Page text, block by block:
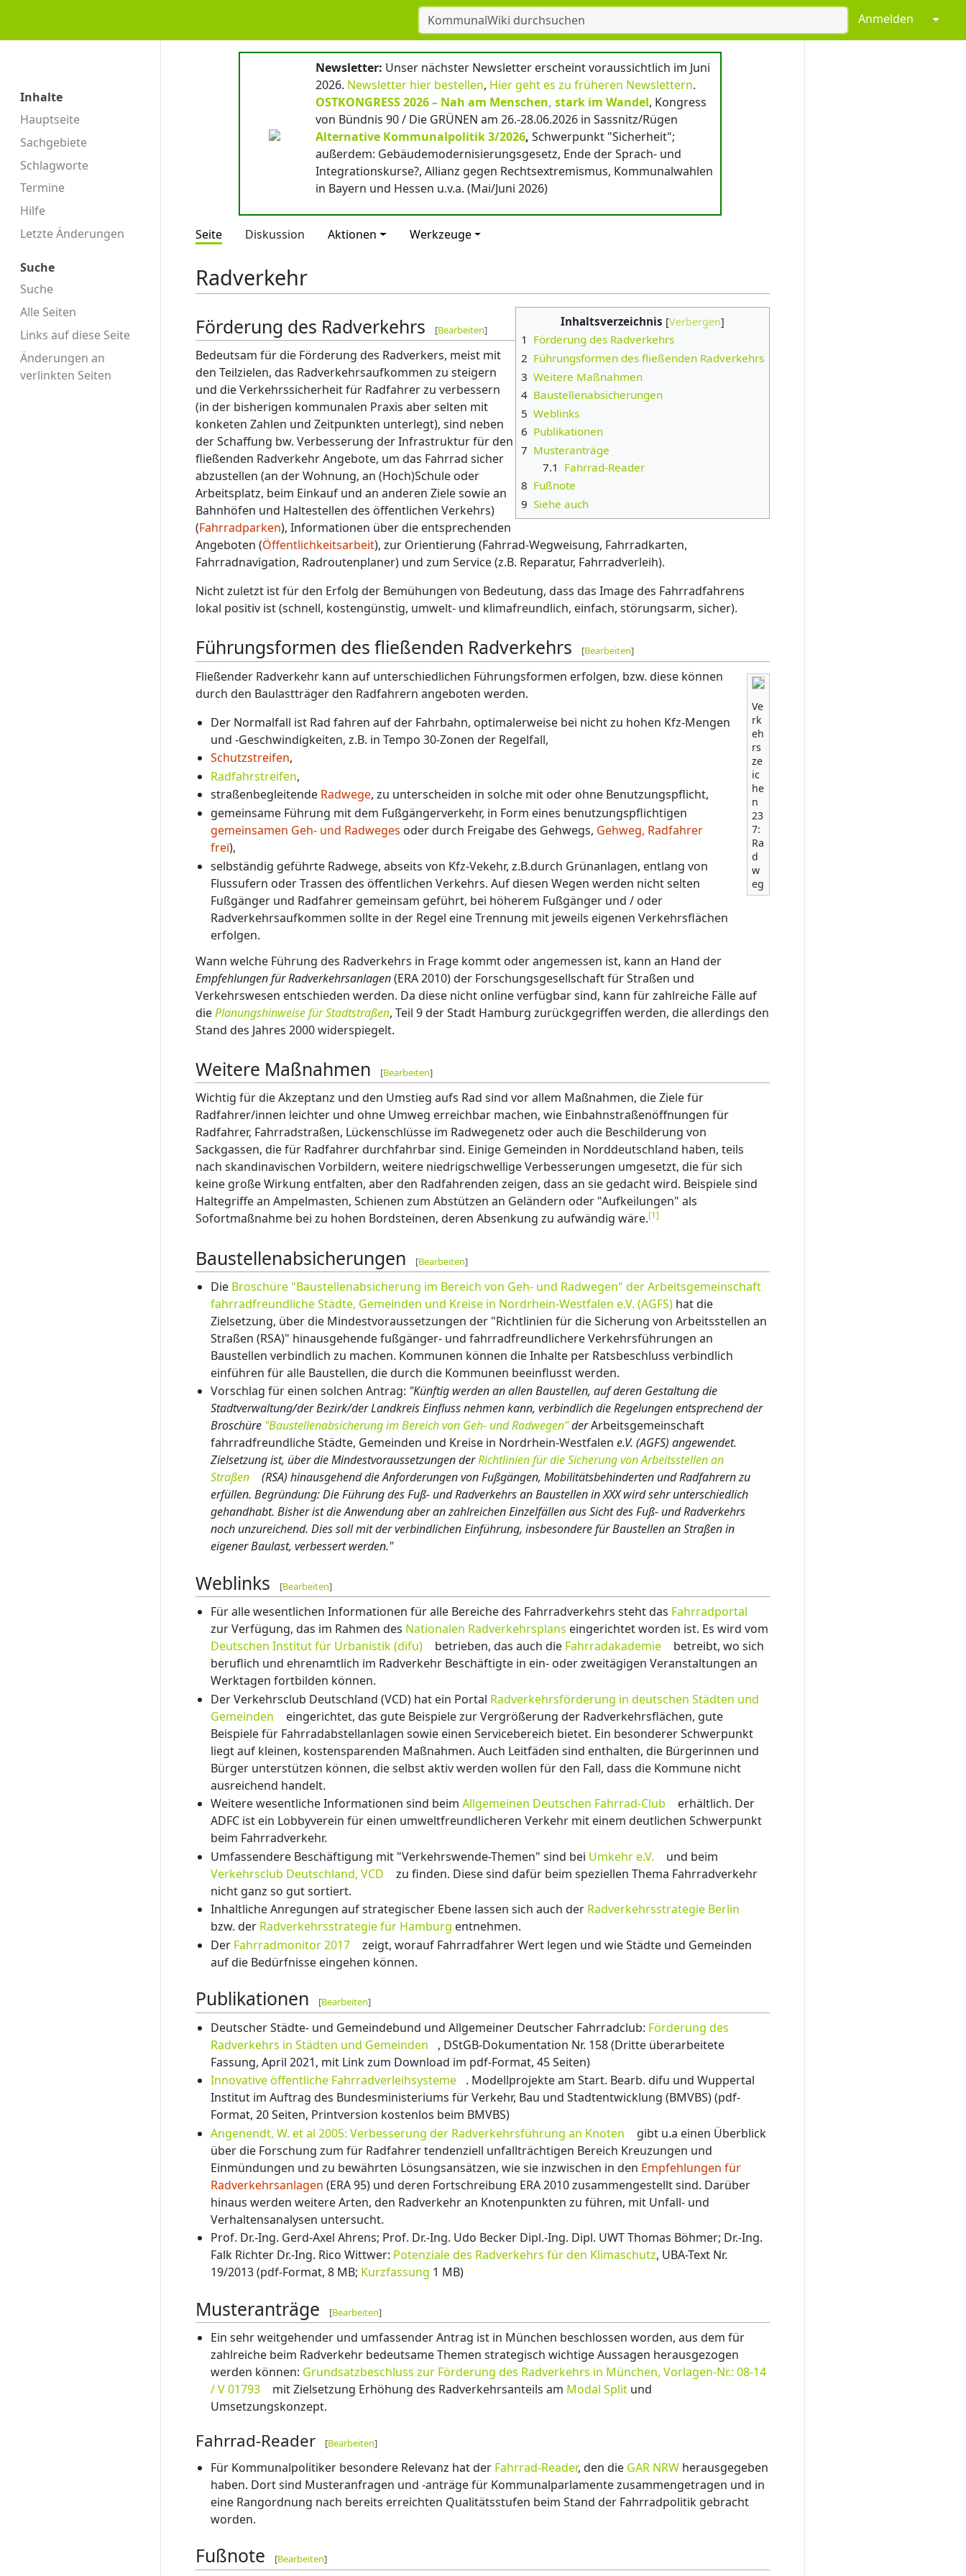
Anmelden ↓
Inhalte
Hauptseite
Sachgebiete
Schlagworte
Termine
Hilfe
Letzte Änderungen
Suche
Suche
Alle Seiten
Links auf diese Seite
Änderungen an
verlinkten Seiten
Newsletter: Unser nächster Newsletter erscheint voraussichtlich im Juni
2026. Newsletter hier bestellen, Hier geht es zu früheren Newslettern.
OSTKONGRESS 2026 – Nah am Menschen, stark im Wandel, Kongress
von Bündnis 90 / Die GRÜNEN am 26.-28.06.2026 in Sassnitz/Rügen
Alternative Kommunalpolitik 3/2026, Schwerpunkt "Sicherheit";
außerdem: Gebäudemodernisierungsgesetz, Ende der Sprach- und
Integrationskurse?, Allianz gegen Rechtsextremismus, Kommunalwahlen
in Bayern und Hessen u.v.a. (Mai/Juni 2026)
Seite Diskussion Aktionen Werkzeuge
Radverkehr
Inhaltsverzeichnis
1 Förderung des Radverkehrs
2 Führungsformen des fließenden Radverkehrs
3 Weitere Maßnahmen
4 Baustellenabsicherungen
5 Weblinks
6 Publikationen
7 Musteranträge
7.1 Fahrrad-Reader
8 Fußnote
9 Siehe auch
Förderung des Radverkehrs [Bearbeiten]
Bedeutsam für die Förderung des Radverkers, meist mit
den Teilzielen, das Radverkehrsaufkommen zu steigern
und die Verkehrssicherheit für Radfahrer zu verbessern
(in der bisherigen kommunalen Praxis aber selten mit
konketen Zahlen und Zeitpunkten unterlegt), sind neben
der Schaffung bw. Verbesserung der Infrastruktur für den
fließenden Radverkehr Angebote, um das Fahrrad sicher
abzustellen (an der Wohnung, an (Hoch)Schule oder
Arbeitsplatz, beim Einkauf und an anderen Ziele sowie an
Bahnhöfen und Haltestellen des öffentlichen Verkehrs)
(Fahrradparken), Informationen über die entsprechenden
Angeboten (Öffentlichkeitsarbeit), zur Orientierung (Fahrrad-Wegweisung, Fahrradkarten,
Fahrradnavigation, Radroutenplaner) und zum Service (z.B. Reparatur, Fahrradverleih).
Nicht zuletzt ist für den Erfolg der Bemühungen von Bedeutung, dass das Image des Fahrradfahrens
lokal positiv ist (schnell, kostengünstig, umwelt- und klimafreundlich, einfach, störungsarm, sicher).
Führungsformen des fließenden Radverkehrs [Bearbeiten]
Ve
rk
eh
rs
ze
ic
he
n
23
7:
Ra
d
w
eg
Fließender Radverkehr kann auf unterschiedlichen Führungsformen erfolgen, bzw. diese können
durch den Baulastträger den Radfahrern angeboten werden.
Der Normalfall ist Rad fahren auf der Fahrbahn, optimalerweise bei nicht zu hohen Kfz-Mengen
und -Geschwindigkeiten, z.B. in Tempo 30-Zonen der Regelfall,
Schutzstreifen,
Radfahrstreifen,
straßenbegleitende Radwege, zu unterscheiden in solche mit oder ohne Benutzungspflicht,
gemeinsame Führung mit dem Fußgängerverkehr, in Form eines benutzungspflichtigen
gemeinsamen Geh- und Radweges oder durch Freigabe des Gehwegs, Gehweg, Radfahrer
frei),
selbständig geführte Radwege, abseits von Kfz-Vekehr, z.B.durch Grünanlagen, entlang von
Flussufern oder Trassen des öffentlichen Verkehrs. Auf diesen Wegen werden nicht selten
Fußgänger und Radfahrer gemeinsam geführt, bei höherem Fußgänger und / oder
Radverkehrsaufkommen sollte in der Regel eine Trennung mit jeweils eigenen Verkehrsflächen
erfolgen.
Wann welche Führung des Radverkehrs in Frage kommt oder angemessen ist, kann an Hand der
Empfehlungen für Radverkehrsanlagen(ERA 2010) der Forschungsgesellschaft für Straßen und
Verkehrswesen entschieden werden. Da diese nicht online verfügbar sind, kann für zahlreiche Fälle auf
diePlanungshinweise für Stadtstraßen, Teil 9 der Stadt Hamburg zurückgegriffen werden, die allerdings den
Stand des Jahres 2000 widerspiegelt.
Weitere Maßnahmen [Bearbeiten]
Wichtig für die Akzeptanz und den Umstieg aufs Rad sind vor allem Maßnahmen, die Ziele für
Radfahrer/innen leichter und ohne Umweg erreichbar machen, wie Einbahnstraßenöffnungen für
Radfahrer, Fahrradstraßen, Lückenschlüsse im Radwegenetz oder auch die Beschilderung von
Sackgassen, die für Radfahrer durchfahrbar sind. Einige Gemeinden in Norddeutschland haben, teils
nach skandinavischen Vorbildern, weitere niedrigschwellige Verbesserungen umgesetzt, die für sich
keine große Wirkung entfalten, aber den Radfahrenden zeigen, dass an sie gedacht wird. Beispiele sind
Haltegriffe an Ampelmasten, Schienen zum Abstützen an Geländern oder "Aufkeilungen" als
Sofortmaßnahme bei zu hohen Bordsteinen, deren Absenkung zu aufwändig wäre.[1]
Baustellenabsicherungen [Bearbeiten]
Die Broschüre "Baustellenabsicherung im Bereich von Geh- und Radwegen" der Arbeitsgemeinschaft
fahrradfreundliche Städte, Gemeinden und Kreise in Nordrhein-Westfalen e.V. (AGFS)hat die
Zielsetzung, über die Mindestvoraussetzungen der "Richtlinien für die Sicherung von Arbeitsstellen an
Straßen (RSA)" hinausgehende fußgänger- und fahrradfreundlichere Verkehrsführungen an
Baustellen verbindlich zu machen. Kommunen können die Inhalte per Ratsbeschluss verbindlich
einführen für alle Baustellen, die durch die Kommunen beeinflusst werden.
Vorschlag für einen solchen Antrag: "Künftig werden an allen Baustellen, auf deren Gestaltung die
Stadtverwaltung/der Bezirk/der Landkreis Einfluss nehmen kann, verbindlich die Regelungen entsprechend der
Broschüre "Baustellenabsicherung im Bereich von Geh- und Radwegen"derArbeitsgemeinschaft
fahrradfreundliche Städte, Gemeinden und Kreise in Nordrhein-Westfalen e.V. (AGFS) angewendet.
Zielsetzung ist, über die Mindestvoraussetzungen derRichtlinien für die Sicherung von Arbeitsstellen an
Straßen
(RSA) hinausgehend die Anforderungen von Fußgängen, Mobilitätsbehinderten und Radfahrern zu
erfüllen. Begründung: Die Führung des Fuß- und Radverkehrs an Baustellen in XXX wird sehr unterschiedlich
gehandhabt. Bisher ist die Anwendung aber an zahlreichen Einzelfällen aus Sicht des Fuß- und Radverkehrs
noch unzureichend. Dies soll mit der verbindlichen Einführung, insbesondere für Baustellen an Straßen in
eigener Baulast, verbessert werden."
Weblinks [Bearbeiten]
Für alle wesentlichen Informationen für alle Bereiche des Fahrradverkehrs steht das Fahrradportal
zur Verfügung, das im Rahmen des Nationalen Radverkehrsplans eingerichtet worden ist. Es wird vom
Deutschen Institut für Urbanistik (difu)
betrieben, das auch die Fahrradakademie
betreibt, wo sich
beruflich und ehrenamtlich im Radverkehr Beschäftigte in ein- oder zweitägigen Veranstaltungen an
Werktagen fortbilden können.
Der Verkehrsclub Deutschland (VCD) hat ein Portal Radverkehrsförderung in deutschen Städten und
Gemeinden
eingerichtet, das gute Beispiele zur Vergrößerung der Radverkehrsflächen, gute
Beispiele für Fahrradabstellanlagen sowie einen Servicebereich bietet. Ein besonderer Schwerpunkt
liegt auf kleinen, kostensparenden Maßnahmen. Auch Leitfäden sind enthalten, die Bürgerinnen und
Bürger unterstützen können, die selbst aktiv werden wollen für den Fall, dass die Kommune nicht
ausreichend handelt.
Weitere wesentliche Informationen sind beim Allgemeinen Deutschen Fahrrad-Club
erhältlich. Der
ADFC ist ein Lobbyverein für einen umweltfreundlicheren Verkehr mit einem deutlichen Schwerpunkt
beim Fahrradverkehr.
Umfassendere Beschäftigung mit "Verkehrswende-Themen" sind bei Umkehr e.V.
und beim
Verkehrsclub Deutschland, VCD
zu finden. Diese sind dafür beim speziellen Thema Fahrradverkehr
nicht ganz so gut sortiert.
Inhaltliche Anregungen auf strategischer Ebene lassen sich auch der Radverkehrsstrategie Berlin
bzw. der Radverkehrsstrategie für Hamburg entnehmen.
Der Fahrradmonitor 2017
zeigt, worauf Fahrradfahrer Wert legen und wie Städte und Gemeinden
auf die Bedürfnisse eingehen können.
Publikationen [Bearbeiten]
Deutscher Städte- und Gemeindebund und Allgemeiner Deutscher Fahrradclub: Förderung des
Radverkehrs in Städten und Gemeinden
, DStGB-Dokumentation Nr. 158 (Dritte überarbeitete
Fassung, April 2021, mit Link zum Download im pdf-Format, 45 Seiten)
Innovative öffentliche Fahrradverleihsysteme
. Modellprojekte am Start. Bearb. difu und Wuppertal
Institut im Auftrag des Bundesministeriums für Verkehr, Bau und Stadtentwicklung (BMVBS) (pdf-
Format, 20 Seiten, Printversion kostenlos beim BMVBS)
Angenendt, W. et al 2005: Verbesserung der Radverkehrsführung an Knoten
gibt u.a einen Überblick
über die Forschung zum für Radfahrer tendenziell unfallträchtigen Bereich Kreuzungen und
Einmündungen und zu bewährten Lösungsansätzen, wie sie inzwischen in den Empfehlungen für
Radverkehrsanlagen (ERA 95) und deren Fortschreibung ERA 2010 zusammengestellt sind. Darüber
hinaus werden weitere Arten, den Radverkehr an Knotenpunkten zu führen, mit Unfall- und
Verhaltensanalysen untersucht.
Prof. Dr.-Ing. Gerd-Axel Ahrens; Prof. Dr.-Ing. Udo Becker Dipl.-Ing. Dipl. UWT Thomas Böhmer; Dr.-Ing.
Falk Richter Dr.-Ing. Rico Wittwer: Potenziale des Radverkehrs für den Klimaschutz, UBA-Text Nr.
19/2013 (pdf-Format, 8 MB; Kurzfassung 1 MB)
Musteranträge [Bearbeiten]
Ein sehr weitgehender und umfassender Antrag ist in München beschlossen worden, aus dem für
zahlreiche beim Radverkehr bedeutsame Themen strategisch wichtige Aussagen herausgezogen
werden können: Grundsatzbeschluss zur Förderung des Radverkehrs in München, Vorlagen-Nr.: 08-14
/ V 01793
mit Zielsetzung Erhöhung des Radverkehrsanteils am Modal Splitund
Umsetzungskonzept.
Fahrrad-Reader [Bearbeiten]
Für Kommunalpolitiker besondere Relevanz hat der Fahrrad-Reader, den die GAR NRWherausgegeben
haben. Dort sind Musteranfragen und -anträge für Kommunalparlamente zusammengetragen und in
eine Rangordnung nach bereits erreichten Qualitätsstufen beim Stand der Fahrradpolitik gebracht
worden.
Fußnote [Bearbeiten]